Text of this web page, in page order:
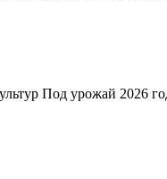
Под урожай 2026